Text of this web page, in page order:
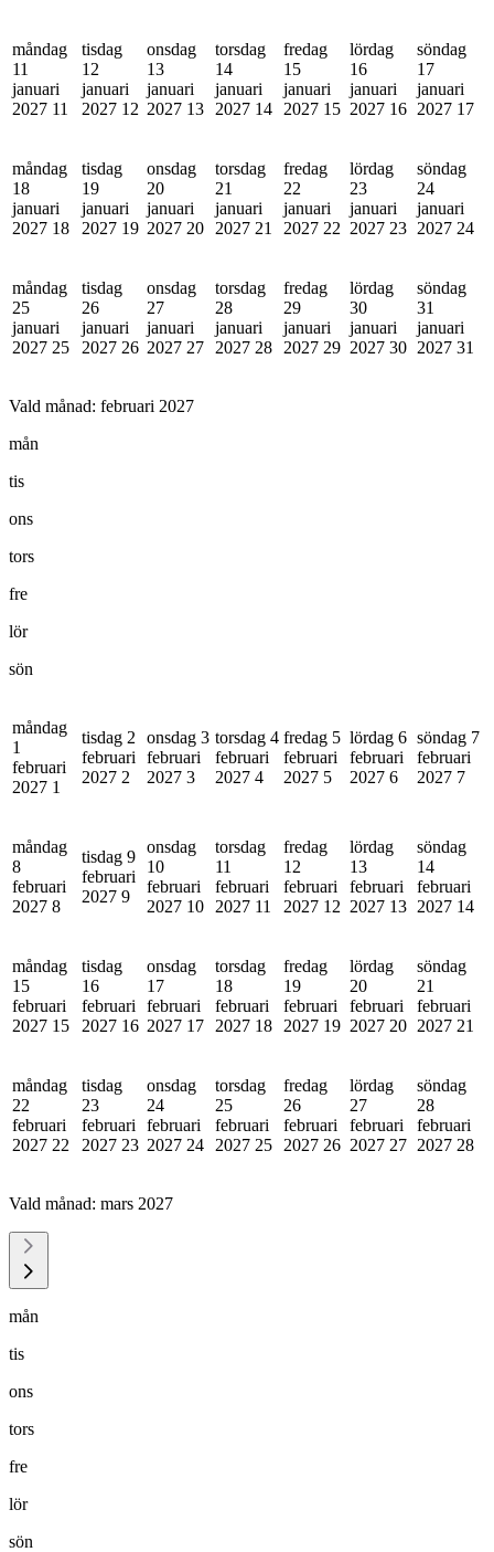
måndag
11
januari
2027 11
tisdag
12
januari
2027 12
onsdag
13
januari
2027 13
torsdag
14
januari
2027 14
fredag
15
januari
2027 15
lördag
16
januari
2027 16
söndag
17
januari
2027 17
måndag
18
januari
2027 18
tisdag
19
januari
2027 19
onsdag
20
januari
2027 20
torsdag
21
januari
2027 21
fredag
22
januari
2027 22
lördag
23
januari
2027 23
söndag
24
januari
2027 24
måndag
25
januari
2027 25
tisdag
26
januari
2027 26
onsdag
27
januari
2027 27
torsdag
28
januari
2027 28
fredag
29
januari
2027 29
lördag
30
januari
2027 30
söndag
31
januari
2027 31
Vald månad: februari 2027
mån
tis
ons
tors
fre
lör
sön
måndag
1
februari
2027 1
tisdag 2
februari
2027 2
onsdag 3
februari
2027 3
torsdag 4
februari
2027 4
fredag 5
februari
2027 5
lördag 6
februari
2027 6
söndag 7
februari
2027 7
måndag
8
februari
2027 8
tisdag 9
februari
2027 9
onsdag
10
februari
2027 10
torsdag
11
februari
2027 11
fredag
12
februari
2027 12
lördag
13
februari
2027 13
söndag
14
februari
2027 14
måndag
15
februari
2027 15
tisdag
16
februari
2027 16
onsdag
17
februari
2027 17
torsdag
18
februari
2027 18
fredag
19
februari
2027 19
lördag
20
februari
2027 20
söndag
21
februari
2027 21
måndag
22
februari
2027 22
tisdag
23
februari
2027 23
onsdag
24
februari
2027 24
torsdag
25
februari
2027 25
fredag
26
februari
2027 26
lördag
27
februari
2027 27
söndag
28
februari
2027 28
Vald månad: mars 2027
mån
tis
ons
tors
fre
lör
sön